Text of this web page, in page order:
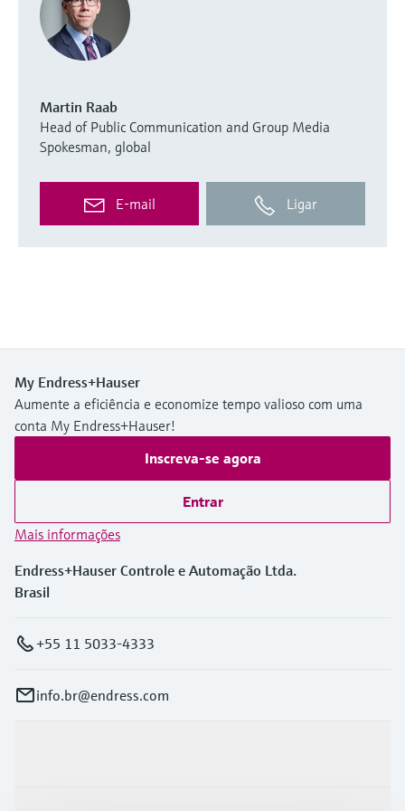
Martin Raab
Head of Public Communication and Group Media
Spokesman, global
E-mail Ligar
My Endress+Hauser
Aumente a eficiência e economize tempo valioso com uma
conta My Endress+Hauser!
Inscreva-se agora
Entrar
Mais informações
Endress+Hauser Controle e Automação Ltda.
Brasil
+55 11 5033-4333
info.br@endress.com